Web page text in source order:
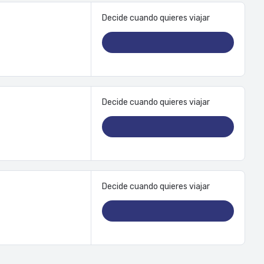
televisión por
de la ciudad
Hospédate
así como a 0,7 km
Decide cuando quieres viajar
Decide cuando quieres viajar
Decide cuando quieres viajar